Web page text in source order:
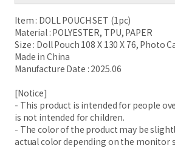
Item : DOLL POUCH SET (1pc)
Material : POLYESTER, TPU, PAPER
Size : Doll Pouch 108 X 130 X 76, Photo
Made in China
Manufacture Date : 2025.06
[Notice]
- This product is intended for people
is not intended for children.
- The color of the product may be
actual color depending on the monitor